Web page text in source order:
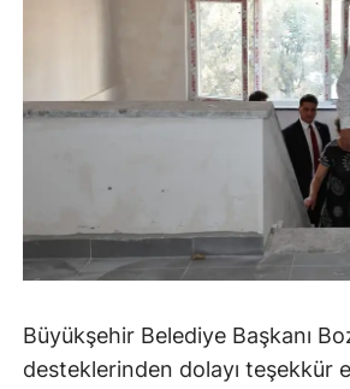
Siirt
Büyükşehir Belediye Başkanı
desteklerinden dolayı teşekkür